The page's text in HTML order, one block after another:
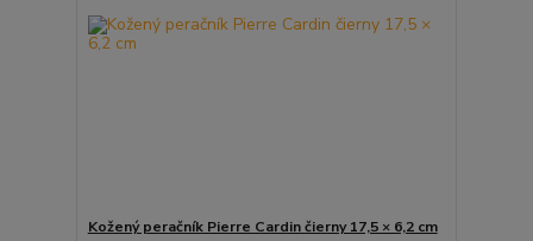
Kožený peračník Pierre Cardin čierny 17,5 × 6,2 cm